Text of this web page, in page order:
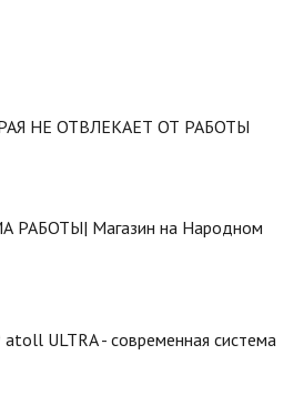
НЕ ОТВЛЕКАЕТ ОТ РАБОТЫ
Магазин на Народном
ULTRA - современная система